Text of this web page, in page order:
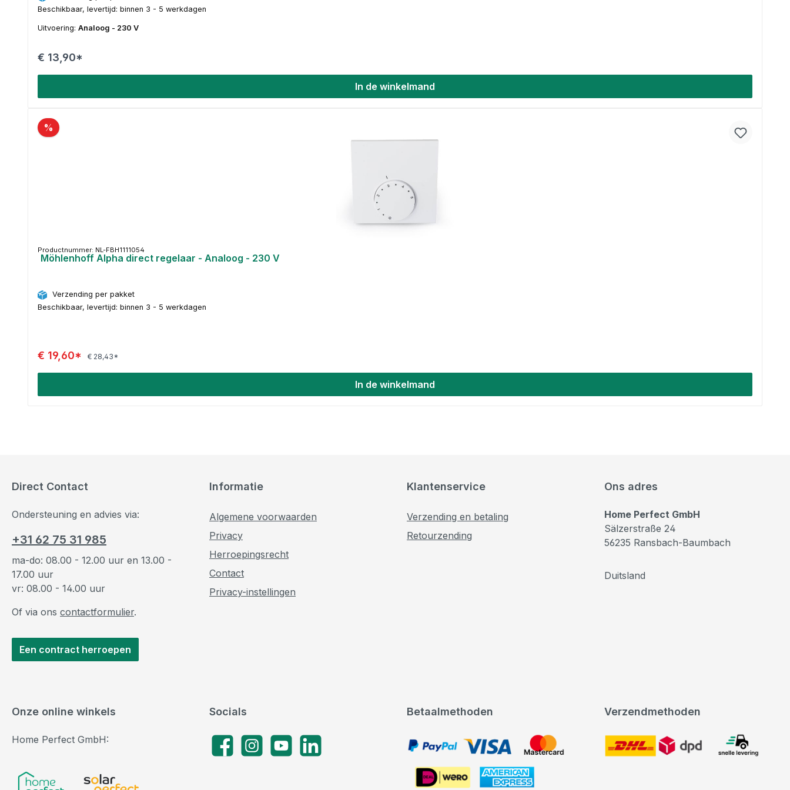
Beschikbaar, levertijd: binnen 3 - 5 werkdagen
Uitvoering: Analoog - 230 V
€ 13,90*
In de winkelmand
%
Productnummer: NL-FBH1111054
Möhlenhoff Alpha direct regelaar - Analoog - 230 V
Verzending per pakket
Beschikbaar, levertijd: binnen 3 - 5 werkdagen
€ 19,60* € 28,43*
In de winkelmand
Direct Contact
Ondersteuning en advies via:
+31 62 75 31 985
ma-do: 08.00 - 12.00 uur en 13.00 -
17.00 uur
vr: 08.00 - 14.00 uur
Of via ons contactformulier.
Een contract herroepen
Informatie
Algemene voorwaarden
Privacy
Herroepingsrecht
Contact
Privacy-instellingen
Klantenservice
Verzending en betaling
Retourzending
Betaalmethoden
PayPal, VISA, Mastercard
Verzendmethoden
Ons adres
Home Perfect GmbH
Sälzerstraße 24
56235 Ransbach-Baumbach
Duitsland
Socials
FacebookInstagramYouTubeLinkedIn
Onze online winkels
Home Perfect GmbH: